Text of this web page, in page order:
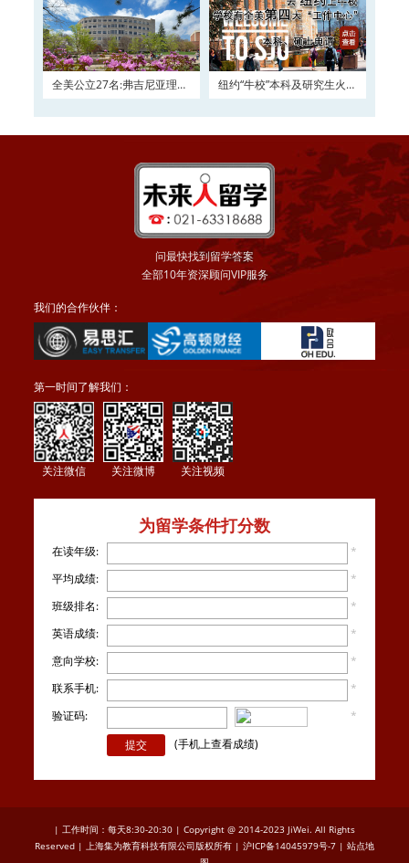
全美公立27名:弗吉尼亚理工
纽约“牛校”本科及研究生火热
问最快找到留学答案
全部10年资深顾问VIP服务
我们的合作伙伴：
第一时间了解我们：
关注微信 关注微博 关注视频
为留学条件打分数
在读年级:
*
平均成绩:
*
班级排名:
*
英语成绩:
*
意向学校:
*
联系手机:
*
验证码:
清楚？
*
(手机上查看成绩)
| 工作时间：每天8:30-20:30 | Copyright @ 2014-2023 JiWei. All Rights
Reserved | 上海集为教育科技有限公司版权所有 | 沪ICP备14045979号-7 | 站点地